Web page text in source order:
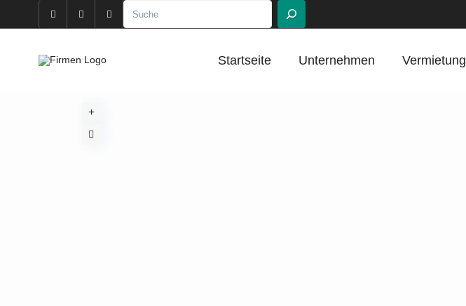
Suchen
Startseite Unternehmen Vermietung